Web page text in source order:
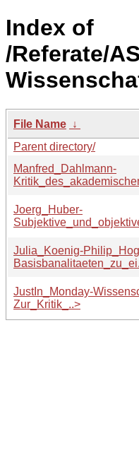
Index of
/Referate/
File Name ↓
Parent directory/
Manfred_Dahlmann-
Joerg_Huber-
Julia_Koenig-
JustIn_Monday-
Zur_Kritik_..>